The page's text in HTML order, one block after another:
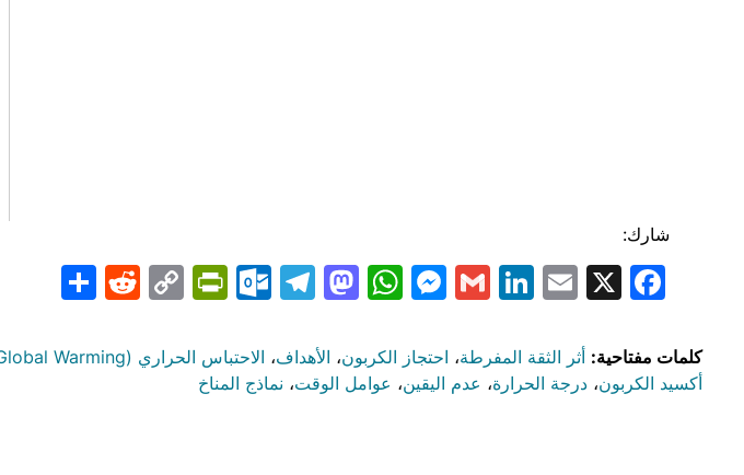
شارك:
Facebook
X
Email
LinkedIn
Gmail
Messenger
WhatsApp
Mastodon
Telegram
Outlook.com
PrintFriendly
Copy
Reddit
كلمات مفتاحية: أثر الثقة المفرطة، احتجاز الكربون، الأهداف، الاحتباس الحراري (Global Warming)
أكسيد الكربون، درجة الحرارة، عدم اليقين، عوامل الوقت، نماذج المناخ